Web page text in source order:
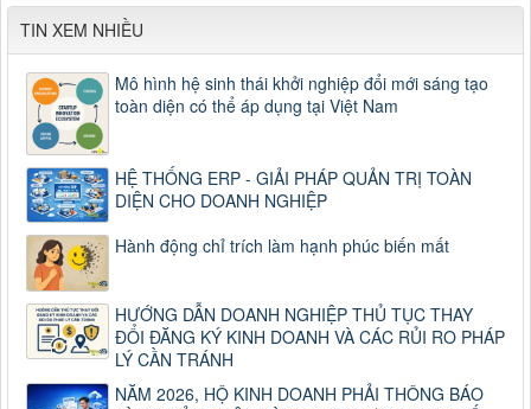
TIN XEM NHIỀU
Mô hình hệ sinh thái khởi nghiệp đổi mới sáng tạo
toàn diện có thể áp dụng tại Việt Nam
HỆ THỐNG ERP - GIẢI PHÁP QUẢN TRỊ TOÀN
DIỆN CHO DOANH NGHIỆP
Hành động chỉ trích làm hạnh phúc biến mất
HƯỚNG DẪN DOANH NGHIỆP THỦ TỤC THAY
ĐỔI ĐĂNG KÝ KINH DOANH VÀ CÁC RỦI RO PHÁP
LÝ CẦN TRÁNH
NĂM 2026, HỘ KINH DOANH PHẢI THÔNG BÁO